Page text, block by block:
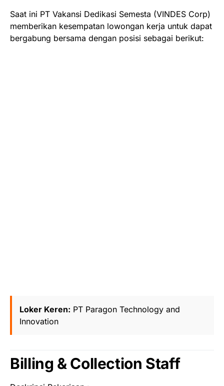
Saat ini PT Vakansi Dedikasi Semesta (VINDES Corp)
memberikan kesempatan lowongan kerja untuk dapat
bergabung bersama dengan posisi sebagai berikut:
Loker Keren: PT Paragon Technology and
Innovation
Billing & Collection Staff